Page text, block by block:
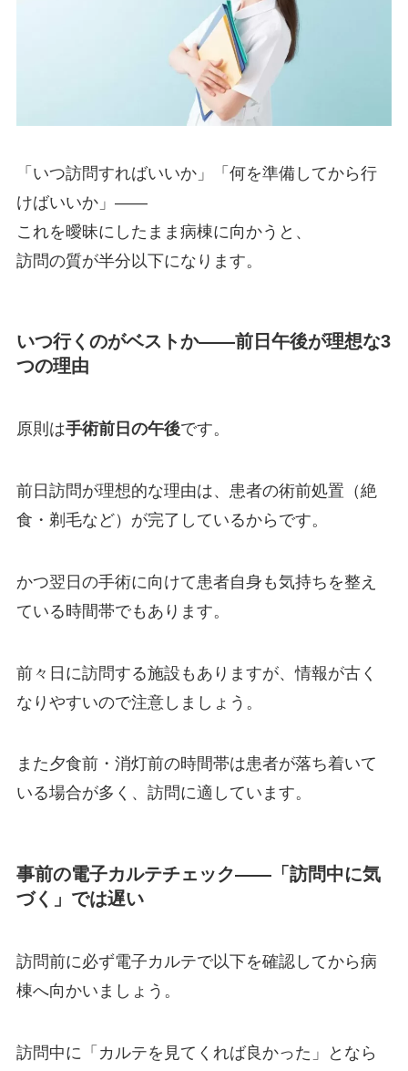
「いつ訪問すればいいか」「何を準備してから行
けばいいか」——
これを曖昧にしたまま病棟に向かうと、
訪問の質が半分以下になります。
いつ行くのがベストか——前日午後が理想な3
つの理由
原則は手術前日の午後です。
前日訪問が理想的な理由は、患者の術前処置（絶
食・剃毛など）が完了しているからです。
かつ翌日の手術に向けて患者自身も気持ちを整え
ている時間帯でもあります。
前々日に訪問する施設もありますが、情報が古く
なりやすいので注意しましょう。
また夕食前・消灯前の時間帯は患者が落ち着いて
いる場合が多く、訪問に適しています。
事前の電子カルテチェック——「訪問中に気
づく」では遅い
訪問前に必ず電子カルテで以下を確認してから病
棟へ向かいましょう。
訪問中に「カルテを見てくれば良かった」となら